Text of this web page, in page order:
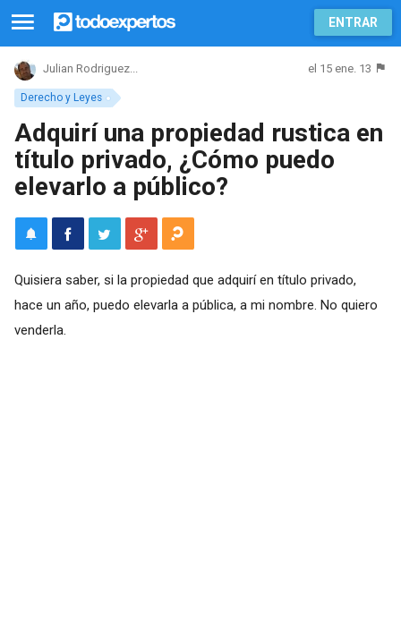
ENTRAR
Derecho y Leyes
Julian Rodriguez... el 15 ene. 13
Adquirí una propiedad rustica en
título privado, ¿Cómo puedo
elevarlo a público?
Quisiera saber, si la propiedad que adquirí en título privado,
hace un año, puedo elevarla a pública, a mi nombre. No quiero
venderla.